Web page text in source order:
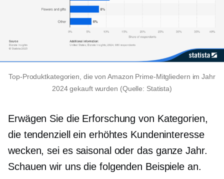
Top-Produktkategorien, die von Amazon Prime-Mitgliedern im Jahr
2024 gekauft wurden (Quelle: Statista)
Erwägen Sie die Erforschung von Kategorien,
die tendenziell ein erhöhtes Kundeninteresse
wecken, sei es saisonal oderdas ganze Jahr.
Schauen wir uns die folgenden Beispiele an.